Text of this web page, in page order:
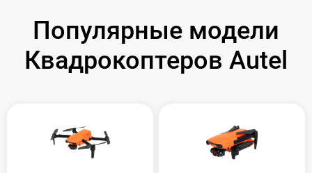
Популярные модели
Квадрокоптеров Autel